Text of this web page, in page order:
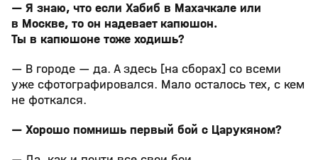
— Я знаю, что если Хабиб в Махачкале или
в Москве, то он надевает капюшон.
Ты в капюшоне тоже ходишь?
— В городе — да. А здесь [на сборах] со всеми
уже сфотографировался. Мало осталось тех, с кем
не фоткался.
— Хорошо помнишь первый бой с Царукяном?